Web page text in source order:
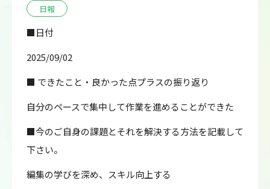
日報
■日付
2025/09/02
■ できたこと・良かった点プラスの振り返り
自分のペースで集中して作業を進めることができた
■今のご自身の課題とそれを解決する方法を記載して
下さい。
編集の学びを深め、スキル向上する